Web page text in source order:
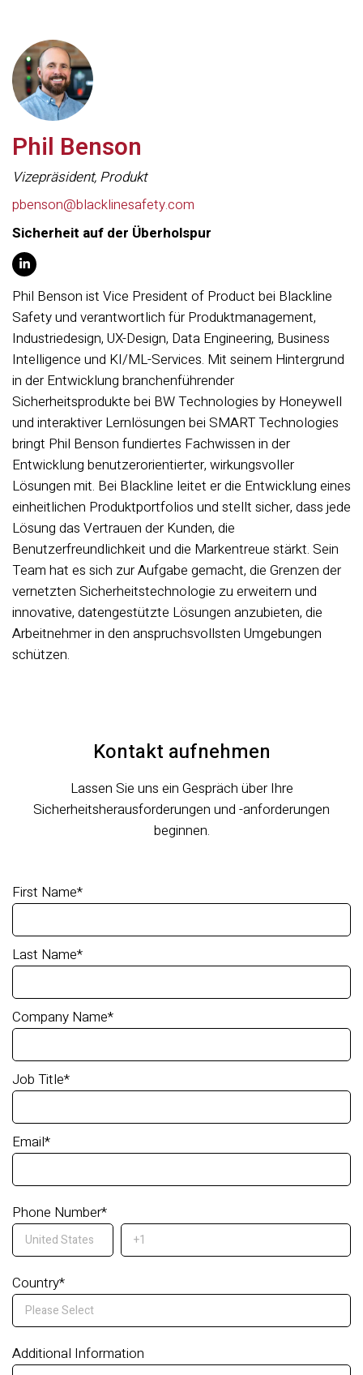
Phil Benson
Vizepräsident, Produkt
pbenson@blacklinesafety.com
Sicherheit auf der Überholspur
Phil Benson ist Vice President of Product bei Blackline
Safety und verantwortlich für Produktmanagement,
Industriedesign, UX-Design, Data Engineering, Business
Intelligence und KI/ML-Services. Mit seinem Hintergrund
in der Entwicklung branchenführender
Sicherheitsprodukte bei BW Technologies by Honeywell
und interaktiver Lernlösungen bei SMART Technologies
bringt Phil Benson fundiertes Fachwissen in der
Entwicklung benutzerorientierter, wirkungsvoller
Lösungen mit. Bei Blackline leitet er die Entwicklung eines
einheitlichen Produktportfolios und stellt sicher, dass jede
Lösung das Vertrauen der Kunden, die
Benutzerfreundlichkeit und die Markentreue stärkt. Sein
Team hat es sich zur Aufgabe gemacht, die Grenzen der
vernetzten Sicherheitstechnologie zu erweitern und
innovative, datengestützte Lösungen anzubieten, die
Arbeitnehmer in den anspruchsvollsten Umgebungen
schützen.
Kontakt aufnehmen
Lassen Sie uns ein Gespräch über Ihre
Sicherheitsherausforderungen und -anforderungen
beginnen.
First Name*
Last Name*
Company Name*
Job Title*
Email*
Phone Number*
Country*
Additional Information